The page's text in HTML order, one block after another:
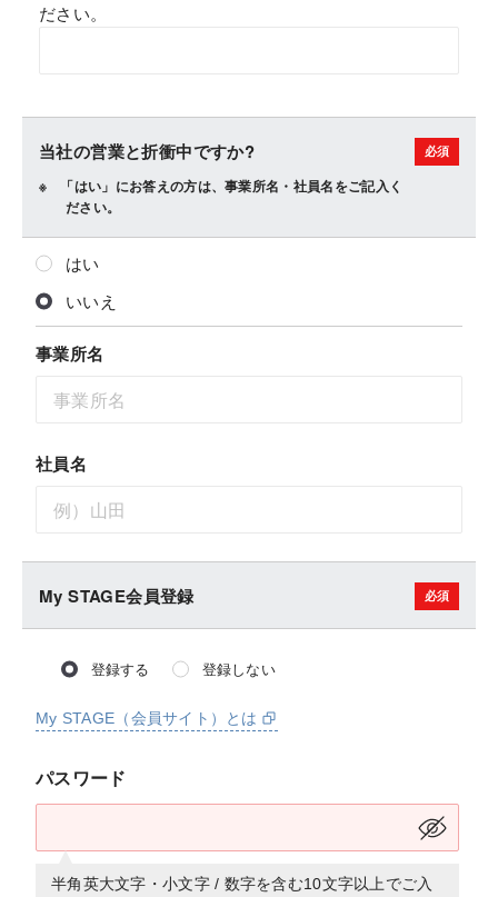
ださい。
当社の営業と折衝中ですか?
「はい」にお答えの方は、事業所名・社員名をご記入く
ださい。
はい
いいえ
事業所名
社員名
My STAGE会員登録
登録する 登録しない
My STAGE（会員サイト）とは
パスワード
半角英大文字・小文字 / 数字を含む10文字以上でご入